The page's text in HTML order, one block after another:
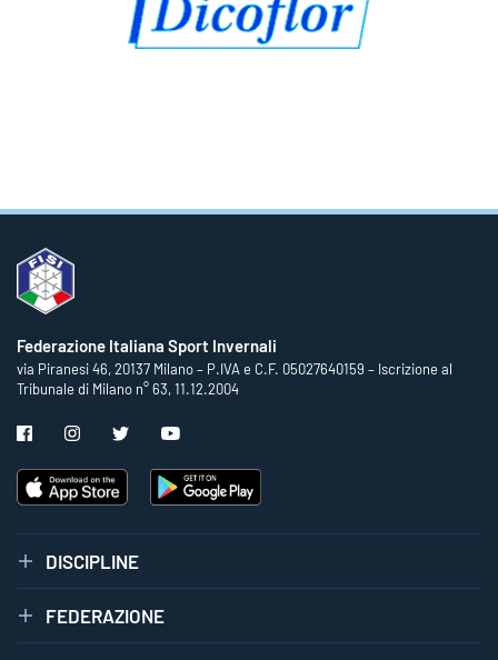
Federazione Italiana Sport Invernali
via Piranesi 46, 20137 Milano – P.IVA e C.F. 05027640159 – Iscrizione al
Tribunale di Milano n° 63, 11.12.2004
DISCIPLINE
FEDERAZIONE